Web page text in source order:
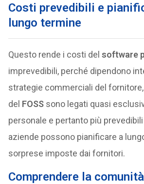
Costi prevedibili e
lungo termine
Questo rende i costi delsoftware
imprevedibili, perché dipendono
strategie commerciali del
del FOSS sono legati quasi
personale e pertanto più
aziende possono pianificare a
sorprese imposte dai fornitori.
Comprendere la